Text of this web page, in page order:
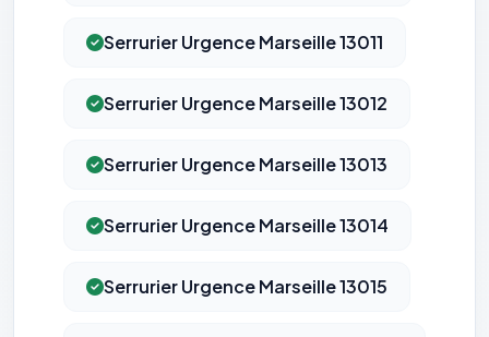
Serrurier Urgence Marseille 13011
Serrurier Urgence Marseille 13012
Serrurier Urgence Marseille 13013
Serrurier Urgence Marseille 13014
Serrurier Urgence Marseille 13015